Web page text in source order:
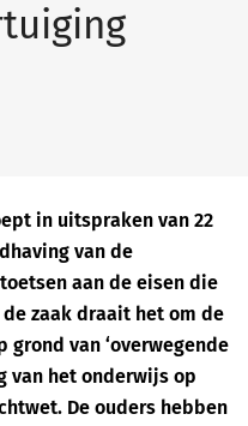
in uitspraken van 22
van de
aan de eisen die
zaak draait het om de
van ‘overwegende
van het onderwijs op
De ouders hebben